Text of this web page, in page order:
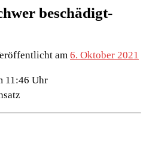
beschädigt-
am 6. Oktober 2021
11:46 Uhr